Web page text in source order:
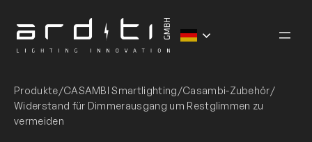
Inhalt
springen
Produkte/CASAMBI Smartlighting/Casambi-Zubehör/
Widerstand für Dimmerausgang um Restglimmen zu
vermeiden